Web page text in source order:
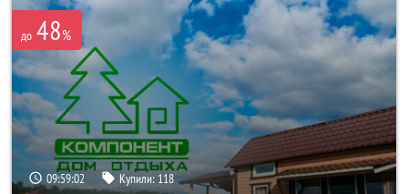
до 48%
09:59:01 Купили: 118